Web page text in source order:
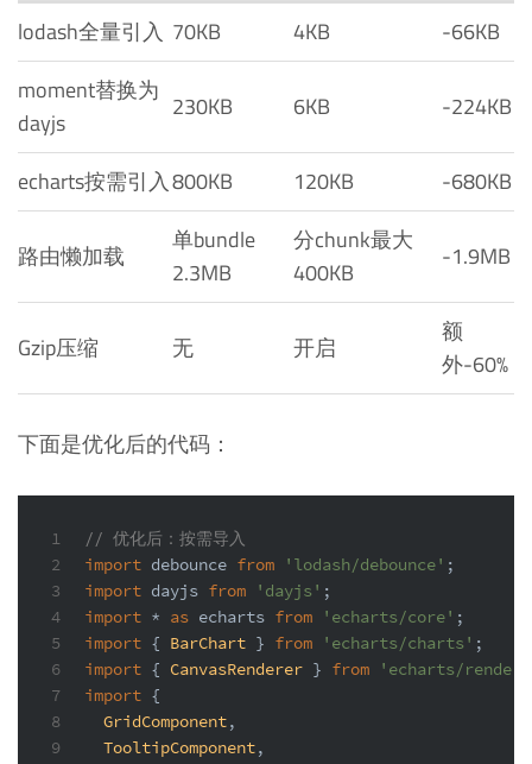
lodash全量引入 70KB 4KB
-66KB
moment替换为
dayjs
230KB 6KB -224KB
echarts按需引入800KB 120KB -680KB
路由懒加载
单bundle
2.3MB
分chunk最大
400KB
-1.9MB
Gzip压缩 无 开启
额
外-60%
下面是优化后的代码：
1
2
3
4
5
6
7
8
9
// 优化后：按需导入
import debounce from 'lodash/debounce' ;
import dayjs from 'dayjs' ;
import * as echarts from 'echarts/core' ;
import { BarChart } from 'echarts/charts' ;
import { CanvasRenderer } from
'echarts/
import {
GridComponent,
TooltipComponent,